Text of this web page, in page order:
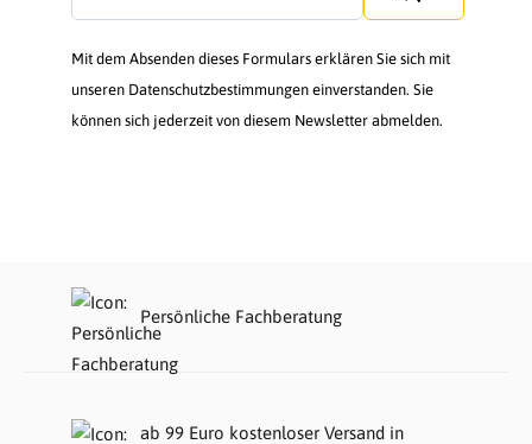
Mit dem Absenden dieses Formulars erklären Sie sich mit
unseren Datenschutzbestimmungen einverstanden. Sie
können sich jederzeit von diesem Newsletter abmelden.
Persönliche Fachberatung
ab 99 Euro kostenloser Versand in